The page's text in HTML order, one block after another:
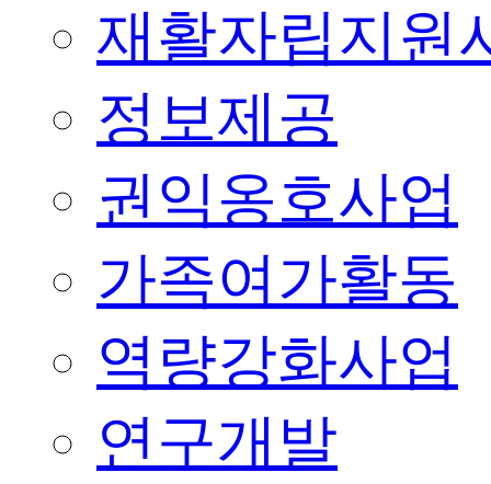
재활자립지원
정보제공
권익옹호사업
가족여가활동
역량강화사업
연구개발